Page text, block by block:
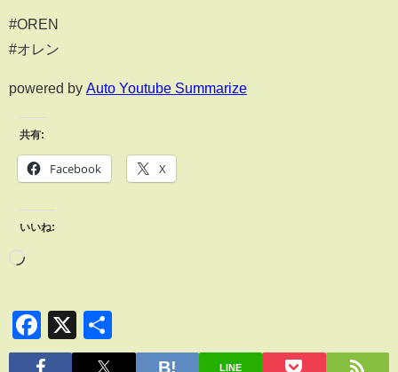
#OREN
#オレン
powered by Auto Youtube Summarize
共有:
Facebook X
いいね:
Facebook
X
有
LINE